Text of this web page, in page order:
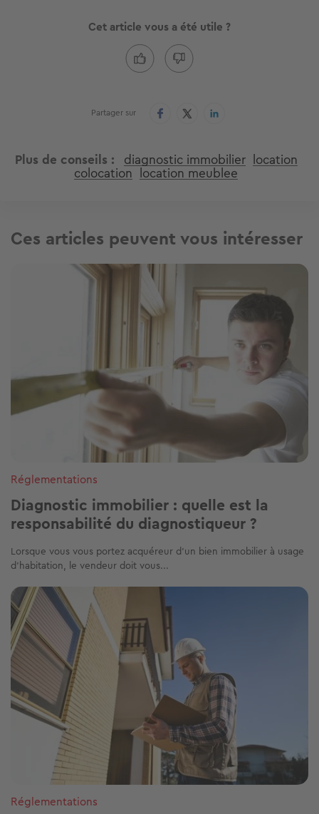
Cet article vous a été utile ?
Partager sur
Plus de conseils diagnostic immobilier location
colocation location meublee
Ces articles peuvent vous intéresser
Réglementations
Diagnostic immobilier : quelle est la
responsabilité du diagnostiqueur ?
Lorsque vous vous portez acquéreur d’un bien immobilier à usage
d’habitation, le vendeur doit vous...
Image
Réglementations